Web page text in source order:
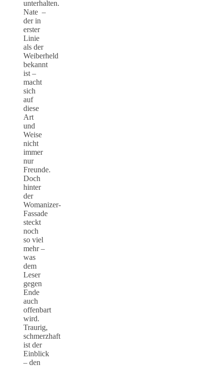
unterhalten.
Nate –
der in
erster
Linie
als der
Weiberheld
bekannt
ist –
macht
sich
auf
diese
Art
und
Weise
nicht
immer
nur
Freunde.
Doch
hinter
der
Womanizer-
Fassade
steckt
noch
so viel
mehr –
was
dem
Leser
gegen
Ende
auch
offenbart
wird.
Traurig,
schmerzhaft
ist der
Einblick
– den